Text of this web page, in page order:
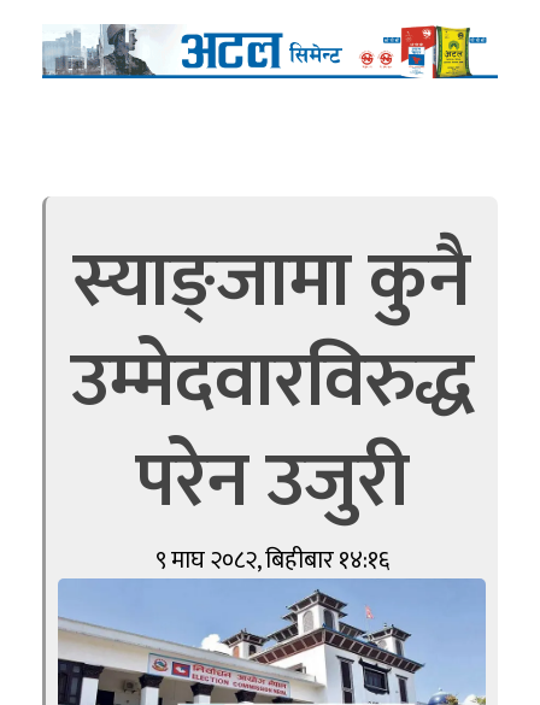
स्याङ्जामा कुनै
उम्मेदवारविरुद्ध
परेन उजुरी
९ माघ २०८२, बिहीबार १४:१६